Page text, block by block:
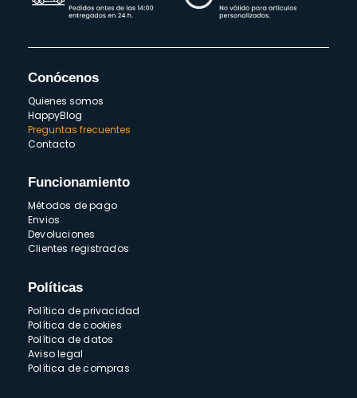
Conócenos
Quienes somos
HappyBlog
Preguntas frecuentes
Contacto
Funcionamiento
Métodos de pago
Envios
Devoluciones
Clientes registrados
Políticas
Política de privacidad
Política de cookies
Política de datos
Aviso legal
Política de compras